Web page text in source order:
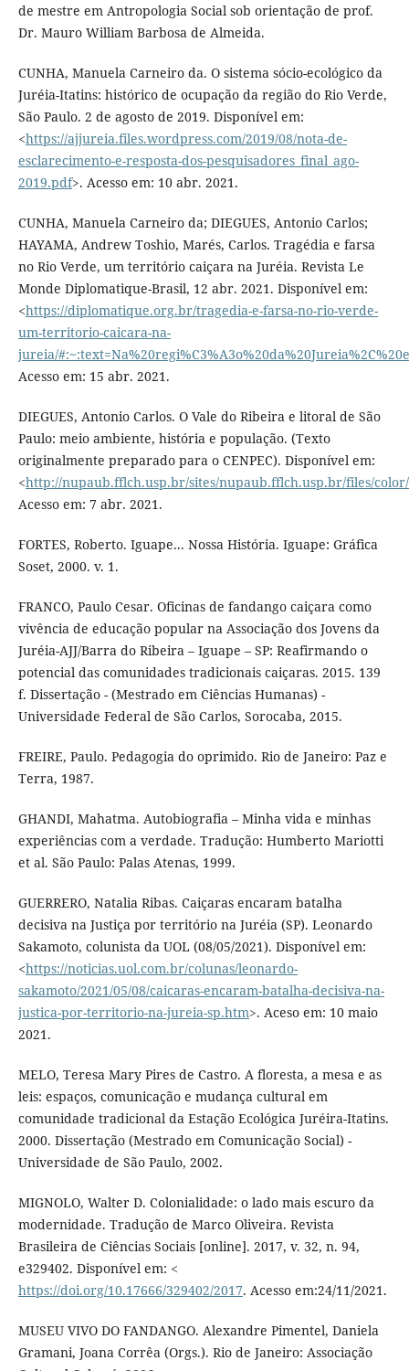
de mestre em Antropologia Social sob orientação de prof.
Dr. Mauro William Barbosa de Almeida.
CUNHA, Manuela Carneiro da. O sistema sócio-ecológico da
Juréia-Itatins: histórico de ocupação da região do Rio Verde,
São Paulo. 2 de agosto de 2019. Disponível em:
<https://ajjureia.files.wordpress.com/2019/08/nota-de-
esclarecimento-e-resposta-dos-pesquisadores_final_ago-
2019.pdf>. Acesso em: 10 abr. 2021.
CUNHA, Manuela Carneiro da; DIEGUES, Antonio Carlos;
HAYAMA, Andrew Toshio, Marés, Carlos. Tragédia e farsa
no Rio Verde, um território caiçara na Juréia. Revista Le
Monde Diplomatique-Brasil, 12 abr. 2021. Disponível em:
<https://diplomatique.org.br/tragedia-e-farsa-no-rio-verde-
um-territorio-caicara-na-
jureia/
Acesso em: 15 abr. 2021.
DIEGUES, Antonio Carlos. O Vale do Ribeira e litoral de São
Paulo: meio ambiente, história e população. (Texto
originalmente preparado para o CENPEC). Disponível em:
<http://nupaub.fflch.usp.br/sites/nupaub.fflch.usp.br/files/
Acesso em: 7 abr. 2021.
FORTES, Roberto. Iguape... Nossa História. Iguape: Gráfica
Soset, 2000. v. 1.
FRANCO, Paulo Cesar. Oficinas de fandango caiçara como
vivência de educação popular na Associação dos Jovens da
Juréia-AJJ/Barra do Ribeira – Iguape – SP: Reafirmando o
potencial das comunidades tradicionais caiçaras. 2015. 139
f. Dissertação - (Mestrado em Ciências Humanas) -
Universidade Federal de São Carlos, Sorocaba, 2015.
FREIRE, Paulo. Pedagogia do oprimido. Rio de Janeiro: Paz e
Terra, 1987.
GHANDI, Mahatma. Autobiografia – Minha vida e minhas
experiências com a verdade. Tradução: Humberto Mariotti
et al. São Paulo: Palas Atenas, 1999.
GUERRERO, Natalia Ribas. Caiçaras encaram batalha
decisiva na Justiça por território na Juréia (SP). Leonardo
Sakamoto, colunista da UOL (08/05/2021). Disponível em:
<https://noticias.uol.com.br/colunas/leonardo-
sakamoto/2021/05/08/caicaras-encaram-batalha-decisiva-na-
justica-por-territorio-na-jureia-sp.htm>. Aceso em: 10 maio
2021.
MELO, Teresa Mary Pires de Castro. A floresta, a mesa e as
leis: espaços, comunicação e mudança cultural em
comunidade tradicional da Estação Ecológica Juréira-Itatins.
2000. Dissertação (Mestrado em Comunicação Social) -
Universidade de São Paulo, 2002.
MIGNOLO, Walter D. Colonialidade: o lado mais escuro da
modernidade. Tradução de Marco Oliveira. Revista
Brasileira de Ciências Sociais [online]. 2017, v. 32, n. 94,
e329402. Disponível em: <
https://doi.org/10.17666/329402/2017. Acesso em:24/11/2021.
MUSEU VIVO DO FANDANGO. Alexandre Pimentel, Daniela
Gramani, Joana Corrêa (Orgs.). Rio de Janeiro: Associação